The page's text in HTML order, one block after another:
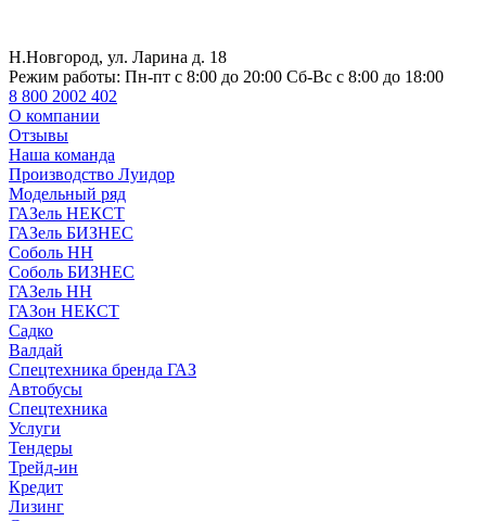
Н.Новгород, ул. Ларина д. 18
Режим работы: Пн-пт с 8:00 до 20:00 Сб-Вс с 8:00 до 18:00
8 800 2002 402
О компании
Отзывы
Наша команда
Производство Луидор
Модельный ряд
ГАЗель НЕКСТ
ГАЗель БИЗНЕС
Соболь НН
Соболь БИЗНЕС
ГАЗель НН
ГАЗон НЕКСТ
Садко
Валдай
Спецтехника бренда ГАЗ
Автобусы
Спецтехника
Услуги
Тендеры
Трейд-ин
Кредит
Лизинг